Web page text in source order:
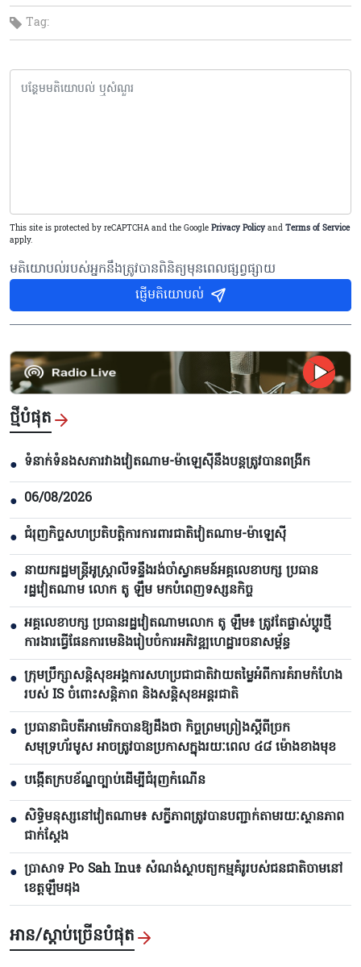
Tag:
This site is protected by reCAPTCHA and the Google Privacy Policy and Terms of Service
apply.
មតិយោបល់របស់អ្នកនឹងត្រូវបានពិនិត្យមុនពេលផ្សព្វផ្សាយ
ផ្ញើមតិយោបល់
ថ្មីបំផុត
● ទំនាក់ទំនងសភារវាងវៀតណាម-ម៉ាឡេស៊ីនឹងបន្តត្រូវបានពង្រីក
● 06/08/2026
● ជំរុញកិច្ចសហប្រតិបត្តិការការពារជាតិវៀតណាម-ម៉ាឡេស៊ី
● នាយករដ្ឋមន្ត្រីអូស្ត្រាលីទន្ទឹងរង់ចាំស្វាគមន៍អគ្គលេខាបក្ស ប្រធាន
រដ្ឋវៀតណាម លោក តូ ឡឹម មកបំពេញទស្សនកិច្ច
● អគ្គលេខាបក្ស ប្រធានរដ្ឋវៀតណាមលោក តូ ឡឹម៖ ត្រូវតែផ្លាស់ប្ដូរថ្មី
ការងារធ្វើផែនការមេនិងរៀបចំការអភិវឌ្ឍហេដ្ឋារចនាសម្ព័ន្ធ
● ក្រុមប្រឹក្សាសន្តិសុខអង្គការសហប្រជាជាតិវាយតម្លៃអំពីការគំរាមកំហែង
របស់ IS ចំពោះសន្តិភាព និងសន្តិសុខអន្តរជាតិ
● ប្រធានាធិបតីអាមេរិកបាន​ឱ្យដឹងថា កិច្ចព្រមព្រៀងស្តីពីច្រក
សមុទ្រហ័រមូស អាចត្រូវបានប្រកាសក្នុងរយៈពេល ៤៨ ម៉ោងខាងមុខ
● បង្កើតក្របខ័ណ្ឌច្បាប់ដើម្បីជំរុញកំណើន
● សិទ្ធិមនុស្សនៅវៀតណាម៖ សក្ខីភាពត្រូវបានបញ្ជាក់តាមរយៈស្ថានភាព
ជាក់ស្តែង
● ប្រាសាទ Po Sah Inu៖ សំណង់ស្ថាបត្យកម្មគំរូរបស់ជនជាតិចាមនៅ
ខេត្តឡឹមដុង
អាន/ស្តាប់ច្រើនបំផុត